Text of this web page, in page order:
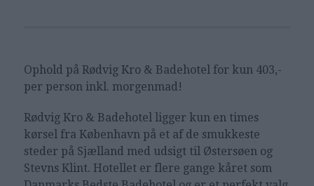
Ophold på Rødvig Kro & Badehotel for kun 403,-
per person inkl. morgenmad!
Rødvig Kro & Badehotel ligger kun en times
kørsel fra København på et af de smukkeste
steder på Sjælland med udsigt til Østersøen og
Stevns Klint. Hotellet er flere gange kåret som